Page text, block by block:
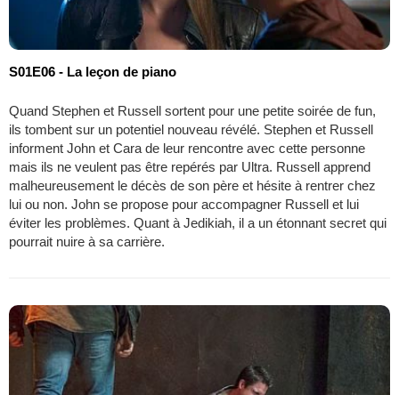
S01E06 - La leçon de piano
Quand Stephen et Russell sortent pour une petite soirée de fun,
ils tombent sur un potentiel nouveau révélé. Stephen et Russell
informent John et Cara de leur rencontre avec cette personne
mais ils ne veulent pas être repérés par Ultra. Russell apprend
malheureusement le décès de son père et hésite à rentrer chez
lui ou non. John se propose pour accompagner Russell et lui
éviter les problèmes. Quant à Jedikiah, il a un étonnant secret qui
pourrait nuire à sa carrière.